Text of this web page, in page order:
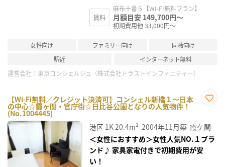
賃料
麻布十番５【WI-FI無料プラン】
月額目安 149,700円～
初期費用他 33,000円～
女性向け ファミリー向け
同棲向け
駅近
インターネット無料
運営会社： 東京コンシェルジュ（株式会社トラストインフィニティー）
【Wi-Fi無料／クレジット決済可】コンシェル新橋１～日本
の中心☆霞ヶ関・官庁街☆日比谷公園となりの人気物件！
(No.1004445)
り登
録
港区 1K20.4m² 2004年11月築 霞ケ関
＜女性におすすめ＞女性人気NO.１ブラ
ンド♪ 家具家電付きで初期費用が安
い！